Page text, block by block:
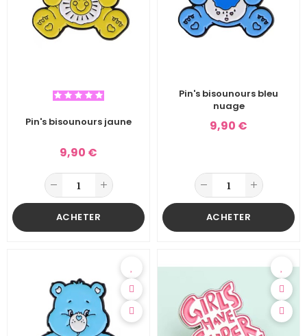
Pin's bisounours jaune
9,90 €
ACHETER
Pin's bisounours bleu
nuage
9,90 €
ACHETER